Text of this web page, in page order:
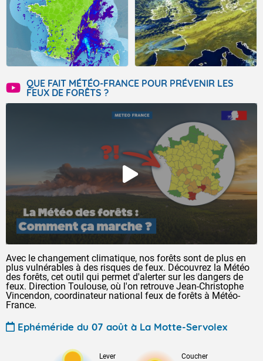
QUE FAIT MÉTÉO-FRANCE POUR PRÉVENIR LES
FEUX DE FORÊTS ?
Avec le changement climatique, nos forêts sont de plus en
plus vulnérables à des risques de feux. Découvrez la Météo
des forêts, cet outil qui permet d'alerter sur les dangers de
feux. Direction Toulouse, où l'on retrouve Jean-Christophe
Vincendon, coordinateur national feux de forêts à Météo-
France.
Ephéméride du 07 août à La Motte-Servolex
Lever Coucher